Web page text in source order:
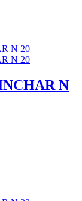
N